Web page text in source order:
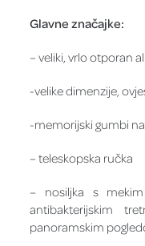
Glavne značajke:
– veliki, vrlo otporan
-velike dimenzije,
-memorijski gumbi
– teleskopska ručka
– nosiljka s
antibakterijskim
panoramskim